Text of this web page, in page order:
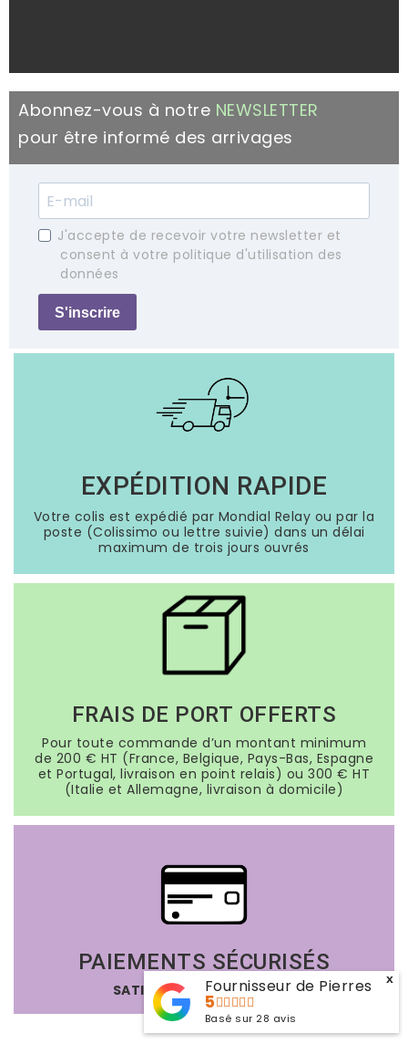
Abonnez-vous à notre NEWSLETTER
pour être informé des arrivages
J'accepte de recevoir votre newsletter et
consent à votre politique d'utilisation des
données
S'inscrire
EXPÉDITION RAPIDE
Votre colis est expédié par Mondial Relay ou par la
poste (Colissimo ou lettre suivie) dans un délai
maximum de trois jours ouvrés
FRAIS DE PORT OFFERTS
Pour toute commande d’un montant minimum
de 200 € HT (France, Belgique, Pays-Bas, Espagne
et Portugal, livraison en point relais) ou 300 € HT
(Italie et Allemagne, livraison à domicile)
PAIEMENTS SÉCURISÉS
SATISFAIT OU REMBOURSÉ
Fournisseur de Pierres
5
Basé sur 28 avis
x